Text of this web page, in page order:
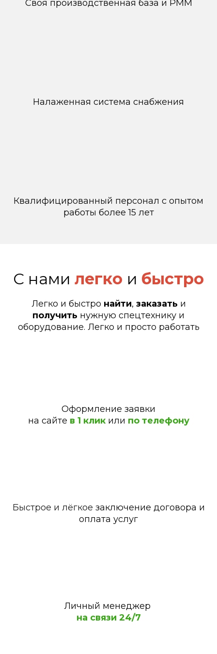
Своя производственная база и РММ
Налаженная система снабжения
Квалифицированный персонал с опытом
работы более 15 лет
С нами легко и быстро
Легко и быстро найти, заказать и
получить нужную спецтехнику и
оборудование. Легко и просто работать
Оформление заявки
на сайте в 1 клик или по телефону
Быстрое и лёгкое заключение договора и
оплата услуг
Личный менеджер
на связи 24/7